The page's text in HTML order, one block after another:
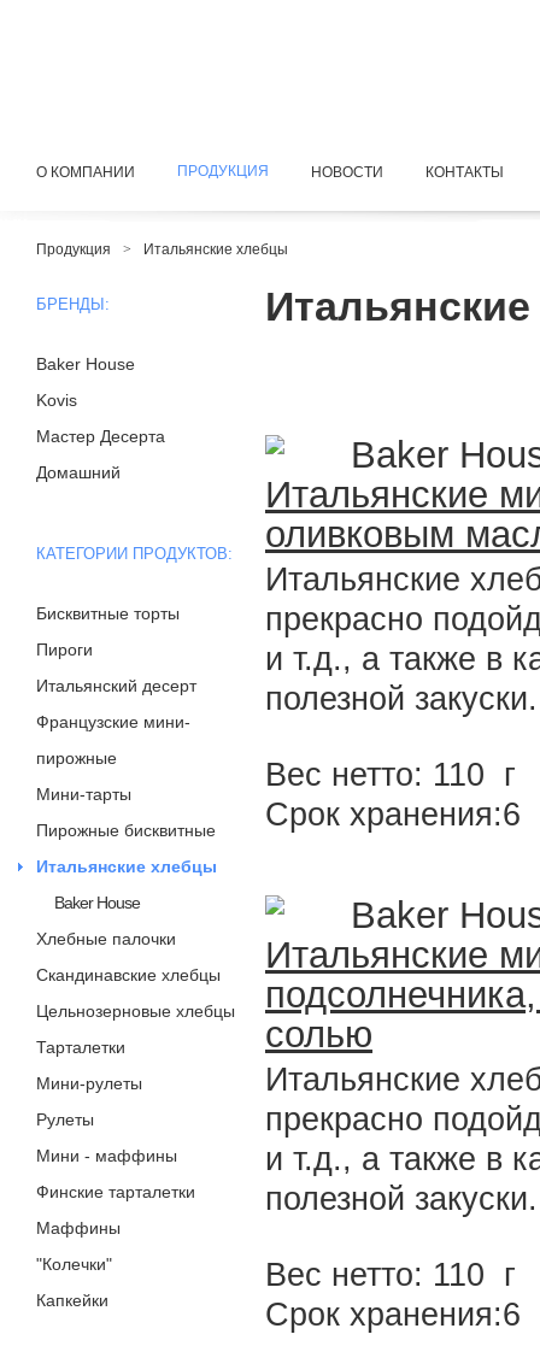
О КОМПАНИИ ПРОДУКЦИЯ НОВОСТИ КОНТАКТЫ
Продукция > Итальянские хлебцы
Baker
Итальянские
оливковым
Итальянские
прекрасно
и т.д., а также в
полезной закуски.
Вес нетто: 110 г
Срок хранения:6
Baker
Итальянские
солью
Итальянские
прекрасно
и т.д., а также в
полезной закуски.
Вес нетто: 110 г
Срок хранения:6
БРЕНДЫ:
Baker House
Kovis
Мастер Десерта
Домашний
КАТЕГОРИИ ПРОДУКТОВ:
Бисквитные торты
Пироги
Итальянский десерт
Французские мини-
пирожные
Мини-тарты
Пирожные бисквитные
Итальянские хлебцы
Baker House
Хлебные палочки
Скандинавские хлебцы
Цельнозерновые хлебцы
Тарталетки
Мини-рулеты
Рулеты
Мини - маффины
Финские тарталетки
Маффины
"Колечки"
Капкейки